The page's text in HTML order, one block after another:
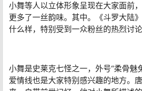
小舞等人以立体形象呈现在大家面前
更多了一丝韵味。其中。《斗罗大陆
什么样，特别受到一众粉丝的热烈讨论
小舞是史莱克七怪之一，外号“柔骨魅
爱情线也是大家特别感兴趣的地方。